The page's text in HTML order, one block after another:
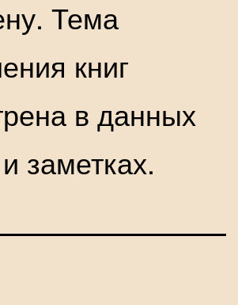
Тема
книг
в данных
заметках.